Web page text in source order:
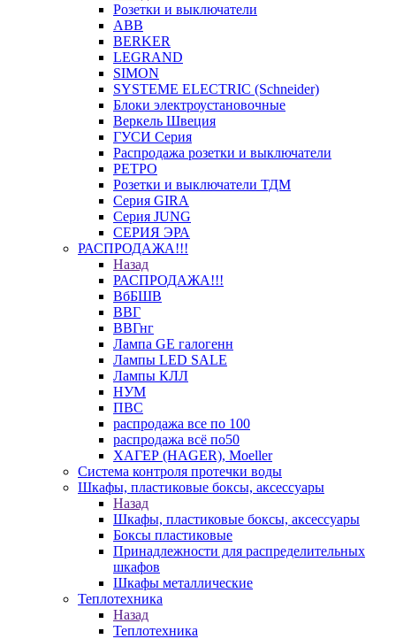
Розетки и выключатели
ABB
BERKER
LEGRAND
SIMON
SYSTEME ELECTRIC (Schneider)
Блоки электроустановочные
Веркель Швеция
ГУСИ Серия
Распродажа розетки и выключатели
РЕТРО
Розетки и выключатели ТДМ
Серия GIRA
Серия JUNG
СЕРИЯ ЭРА
РАСПРОДАЖА!!!
Назад
РАСПРОДАЖА!!!
ВбБШВ
ВВГ
ВВГнг
Лампа GE галогенн
Лампы LED SALE
Лампы КЛЛ
НУМ
ПВС
распродажа все по 100
распродажа всё по50
ХАГЕР (HAGER), Moeller
Система контроля протечки воды
Шкафы, пластиковые боксы, аксессуары
Назад
Шкафы, пластиковые боксы, аксессуары
Боксы пластиковые
Принадлежности для распределительных
шкафов
Шкафы металлические
Теплотехника
Назад
Теплотехника